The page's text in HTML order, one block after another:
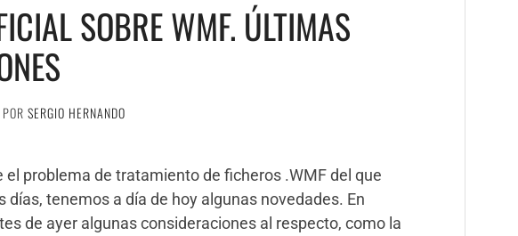
SOBRE WMF. ÚLTIMAS
POR SERGIO HERNANDO
el problema de tratamiento de ficheros .WMF del que
días, tenemos a día de hoy algunas novedades. En
de ayer algunas consideraciones al respecto, como la